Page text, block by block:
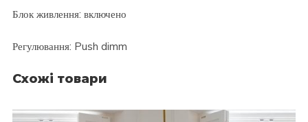
Блок живлення: включено
Регулювання: Push dimm
Схожі товари